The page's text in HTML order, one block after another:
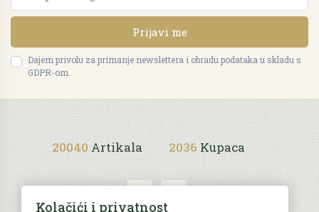
Prijavi me
Dajem privolu za primanje newslettera i obradu podataka u skladu s
GDPR-om.
20040 Artikala 2036 Kupaca
Kolačići i privatnost